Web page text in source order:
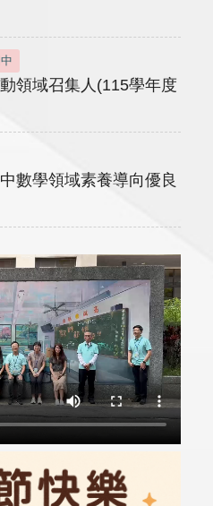
領域召集人(115學年度
數學領域素養導向優良